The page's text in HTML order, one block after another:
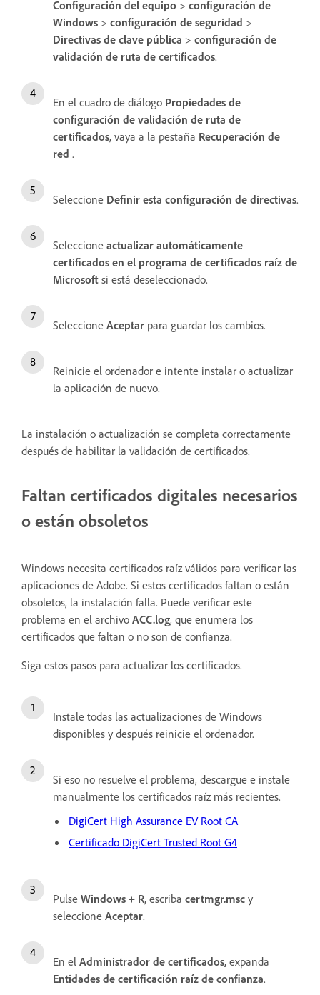
Configuración del equipo > configuración de
Windows > configuración de seguridad >
Directivas de clave pública > configuración de
validación de ruta de certificados.
En el cuadro de diálogo Propiedades de
configuración de validación de ruta de
certificados, vaya a la pestaña Recuperación de
red .
Seleccione Definir esta configuración de directivas.
Seleccione actualizar automáticamente
certificados en el programa de certificados raíz de
Microsoft si está deseleccionado.
Seleccione Aceptar para guardar los cambios.
Reinicie el ordenador e intente instalar o actualizar
la aplicación de nuevo.
La instalación o actualización se completa correctamente
después de habilitar la validación de certificados.
Faltan certificados digitales necesarios
o están obsoletos
Windows necesita certificados raíz válidos para verificar las
aplicaciones de Adobe. Si estos certificados faltan o están
obsoletos, la instalación falla. Puede verificar este
problema en el archivo ACC.log, que enumera los
certificados que faltan o no son de confianza.
Siga estos pasos para actualizar los certificados.
Instale todas las actualizaciones de Windows
disponibles y después reinicie el ordenador.
Si eso no resuelve el problema, descargue e instale
manualmente los certificados raíz más recientes.
DigiCert High Assurance EV Root CA
Certificado DigiCert Trusted Root G4
Pulse Windows + R, escriba certmgr.msc y
seleccione Aceptar.
En el Administrador de certificados, expanda
Entidades de certificación raíz de confianza.